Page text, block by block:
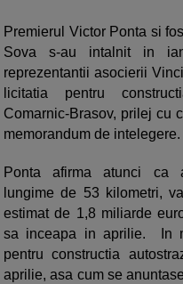
Premierul Victor Ponta si
Sova s-au intalnit in
reprezentantii asocierii
licitatia pentru
Comarnic-Brasov, prilej cu
memorandum de intelegere.
Ponta afirma atunci ca
lungime de 53 kilometri,
estimat de 1,8 miliarde
sa inceapa in aprilie. In
pentru constructia
aprilie, asa cum se